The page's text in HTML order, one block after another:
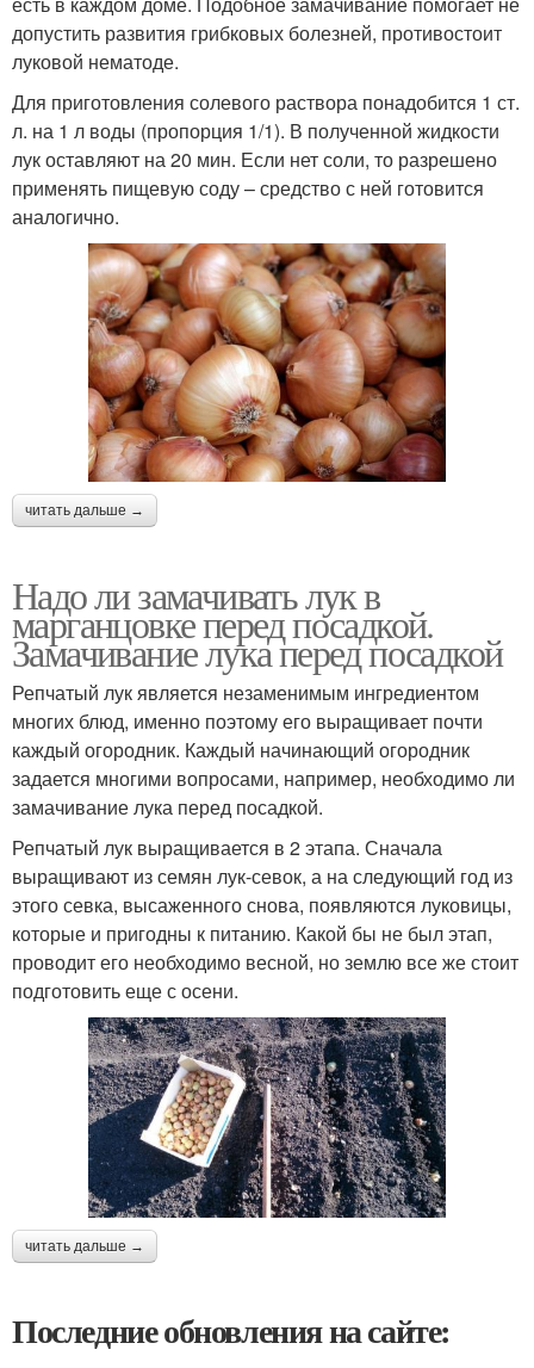
допустить развития грибковых болезней, противостоит
луковой нематоде.
Для приготовления солевого раствора понадобится 1 ст.
л. на 1 л воды (пропорция 1/1). В полученной жидкости
лук оставляют на 20 мин. Если нет соли, то разрешено
применять пищевую соду – средство с ней готовится
аналогично.
читать дальше →
Надо ли замачивать лук в
марганцовке перед посадкой.
Замачивание лука перед посадкой
Репчатый лук является незаменимым ингредиентом
многих блюд, именно поэтому его выращивает почти
каждый огородник. Каждый начинающий огородник
задается многими вопросами, например, необходимо ли
замачивание лука перед посадкой.
Репчатый лук выращивается в 2 этапа. Сначала
выращивают из семян лук-севок, а на следующий год из
этого севка, высаженного снова, появляются луковицы,
которые и пригодны к питанию. Какой бы не был этап,
проводит его необходимо весной, но землю все же стоит
подготовить еще с осени.
читать дальше →
Последние обновления на сайте: